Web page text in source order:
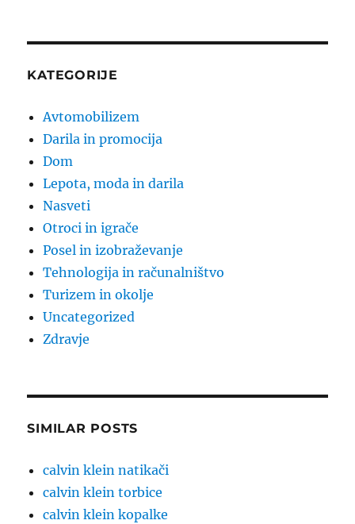
KATEGORIJE
Avtomobilizem
Darila in promocija
Dom
Lepota, moda in darila
Nasveti
Otroci in igrače
Posel in izobraževanje
Tehnologija in računalništvo
Turizem in okolje
Uncategorized
Zdravje
SIMILAR POSTS
calvin klein natikači
calvin klein torbice
calvin klein kopalke